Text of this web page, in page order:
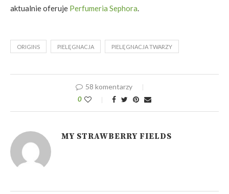
aktualnie oferuje Perfumeria Sephora.
ORIGINS PIELĘGNACJA PIELĘGNACJA TWARZY
58 komentarzy
0
MY STRAWBERRY FIELDS